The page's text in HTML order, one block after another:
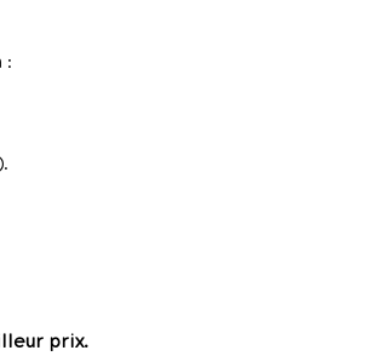
:
prix.